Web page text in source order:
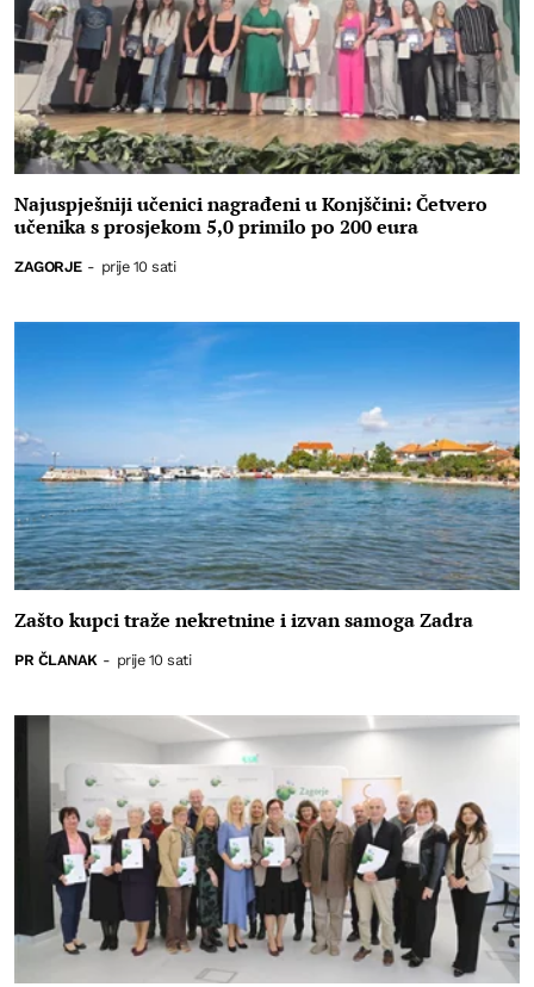
Najuspješniji učenici nagrađeni u Konjščini: Četvero
učenika s prosjekom 5,0 primilo po 200 eura
ZAGORJE - prije 10 sati
Zašto kupci traže nekretnine i izvan samoga Zadra
PR ČLANAK - prije 10 sati